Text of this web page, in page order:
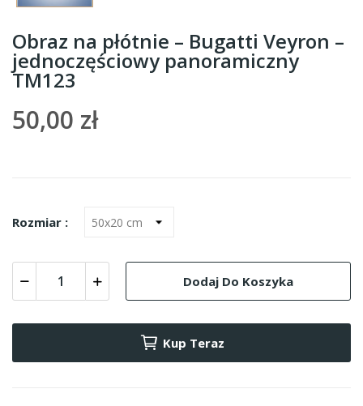
Obraz na płótnie – Bugatti Veyron –
jednoczęściowy panoramiczny
TM123
50,00 zł
Rozmiar :
Dodaj Do Koszyka
Kup Teraz